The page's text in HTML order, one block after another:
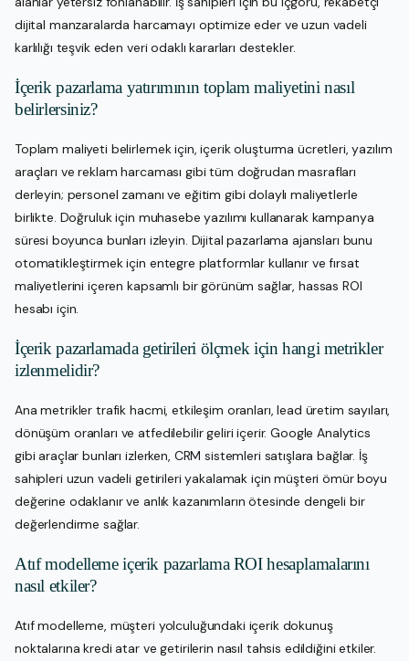
dijital manzaralarda harcamayı optimize eder ve uzun vadeli
karlılığı teşvik eden veri odaklı kararları destekler.
İçerik pazarlama yatırımının toplam maliyetini nasıl
belirlersiniz?
Toplam maliyeti belirlemek için, içerik oluşturma ücretleri, yazılım
araçları ve reklam harcaması gibi tüm doğrudan masrafları
derleyin; personel zamanı ve eğitim gibi dolaylı maliyetlerle
birlikte. Doğruluk için muhasebe yazılımı kullanarak kampanya
süresi boyunca bunları izleyin. Dijital pazarlama ajansları bunu
otomatikleştirmek için entegre platformlar kullanır ve fırsat
maliyetlerini içeren kapsamlı bir görünüm sağlar, hassas ROI
hesabı için.
İçerik pazarlamada getirileri ölçmek için hangi metrikler
izlenmelidir?
Ana metrikler trafik hacmi, etkileşim oranları, lead üretim sayıları,
dönüşüm oranları ve atfedilebilir geliri içerir. Google Analytics
gibi araçlar bunları izlerken, CRM sistemleri satışlara bağlar. İş
sahipleri uzun vadeli getirileri yakalamak için müşteri ömür boyu
değerine odaklanır ve anlık kazanımların ötesinde dengeli bir
değerlendirme sağlar.
Atıf modelleme içerik pazarlama ROI hesaplamalarını
nasıl etkiler?
Atıf modelleme, müşteri yolculuğundaki içerik dokunuş
noktalarına kredi atar ve getirilerin nasıl tahsis edildiğini etkiler.